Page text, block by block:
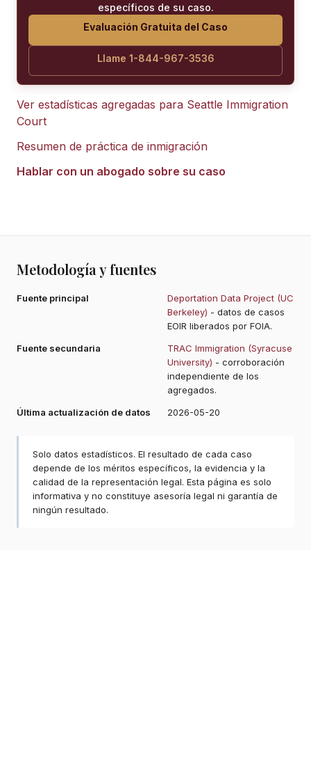
específicos de su caso.
Evaluación Gratuita del Caso
Llame 1-844-967-3536
Ver estadísticas agregadas para Seattle Immigration
Court
Resumen de práctica de inmigración
Hablar con un abogado sobre su caso
Metodología y fuentes
Fuente principal
Deportation Data Project (UC
Berkeley) - datos de casos
EOIR liberados por FOIA.
Fuente secundaria
TRAC Immigration (Syracuse
University) - corroboración
independiente de los
agregados.
Última actualización de datos
2026-05-20
Solo datos estadísticos. El resultado de cada caso
depende de los méritos específicos, la evidencia y la
calidad de la representación legal. Esta página es solo
informativa y no constituye asesoría legal ni garantía de
ningún resultado.